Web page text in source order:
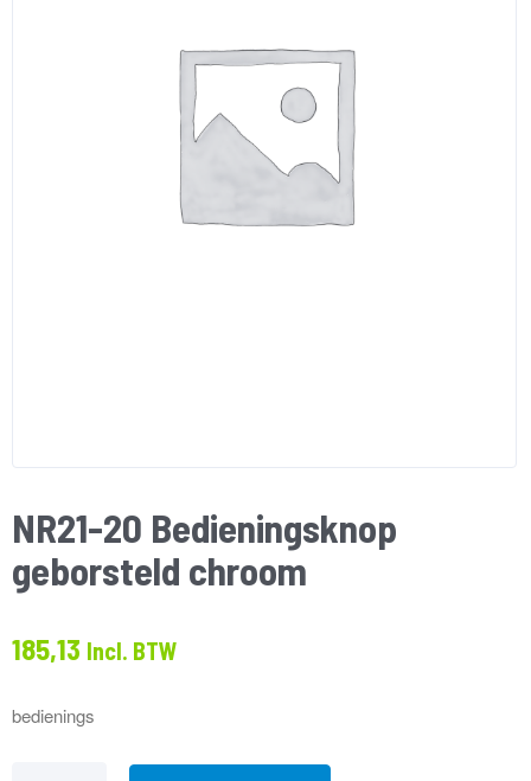
NR21-20 Bedieningsknop
geborsteld chroom
185,13 Incl. BTW
bedienings